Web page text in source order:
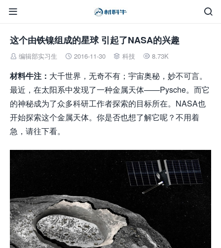


这个由铁镍组成的星球 引起了NASA的兴趣
 编辑部实习生  2016-11-30  科技  8.73K
材料牛注： 大千世界，无奇不有；宇宙奥秘，妙不可言。
最近，在太阳系中发现了一种金属天体——Pysche。而它
的神秘成为了众多科研工作者探索的目标所在。NASA也
开始探索这个金属天体。你是否也想了解它呢？不用着
急，请往下看。